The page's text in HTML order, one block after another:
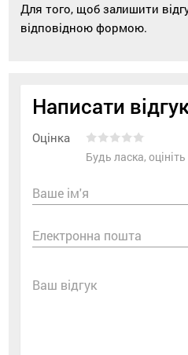
Для того, щоб залишити
відповідною формою.
Написати
Оцінка
Будь ласка,
Ваше ім'я
Електронна пошта
Ваш відгук